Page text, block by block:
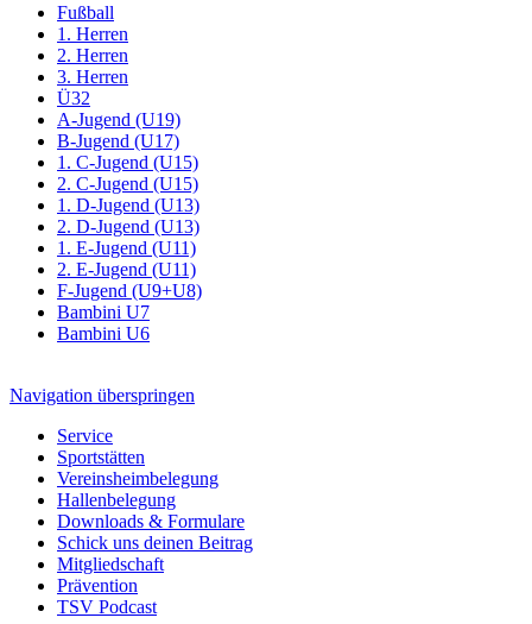
Fußball
1. Herren
2. Herren
3. Herren
Ü32
A-Jugend (U19)
B-Jugend (U17)
1. C-Jugend (U15)
2. C-Jugend (U15)
1. D-Jugend (U13)
2. D-Jugend (U13)
1. E-Jugend (U11)
2. E-Jugend (U11)
F-Jugend (U9+U8)
Bambini U7
Bambini U6
Navigation überspringen
Service
Sportstätten
Vereinsheimbelegung
Hallenbelegung
Downloads & Formulare
Schick uns deinen Beitrag
Mitgliedschaft
Prävention
TSV Podcast